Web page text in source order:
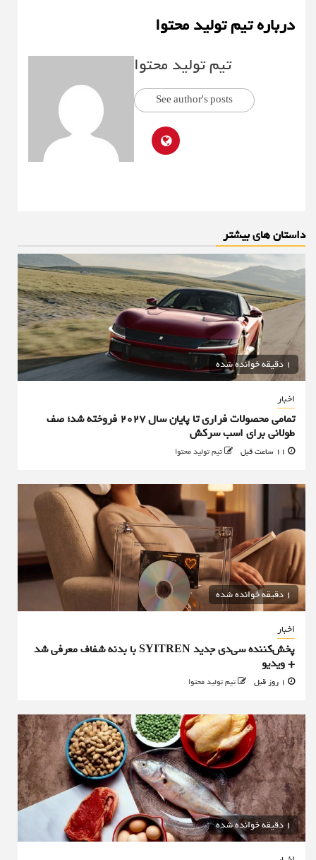
درباره تیم تولید محتوا
تیم تولید محتوا
See author's posts
داستان های بیشتر
1 دقیقه خوانده شده
اخبار
تمامی محصولات فراری تا پایان سال ۲۰۲۷ فروخته شد؛ صف
طولانی برای اسب سرکش
تیم تولید محتوا
1 دقیقه خوانده شده
اخبار
پخش‌کننده سی‌دی جدید SYITREN با بدنه شفاف معرفی شد
+ ویدیو
تیم تولید محتوا
1 دقیقه خوانده شده